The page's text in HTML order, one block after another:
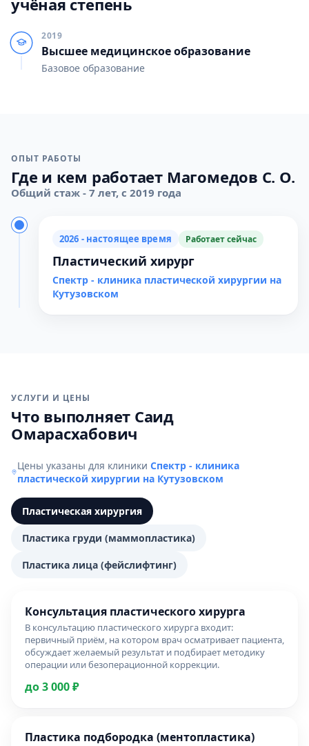
учёная степень
2019
Высшее медицинское образование
Базовое образование
ОПЫТ РАБОТЫ
Где и кем работает Магомедов С. О.
Общий стаж - 7 лет, с 2019 года
2026 - настоящее время Работает сейчас
Пластический хирург
Спектр - клиника пластической хирургии на
Кутузовском
УСЛУГИ И ЦЕНЫ
Что выполняет Саид
Омарасхабович
Цены указаны для клиникиСпектр - клиника
пластической хирургии на Кутузовском
Пластическая хирургия
Пластика груди (маммопластика)
Пластика лица (фейслифтинг)
Консультация пластического хирурга
В консультацию пластического хирурга входит:
первичный приём, на котором врач осматривает пациента,
обсуждает желаемый результат и подбирает методику
операции или безоперационной коррекции.
до 3 000 ₽
Пластика подбородка (ментопластика)